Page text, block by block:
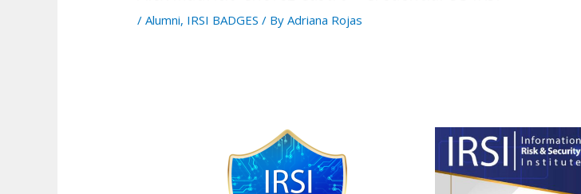
/Alumni, IRSI BADGES / ByAdriana Rojas